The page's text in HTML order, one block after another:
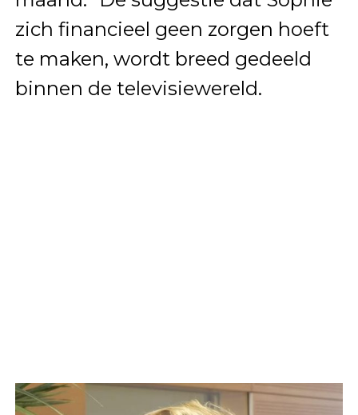
zich financieel geen zorgen hoeft
te maken, wordt breed gedeeld
binnen de televisiewereld.